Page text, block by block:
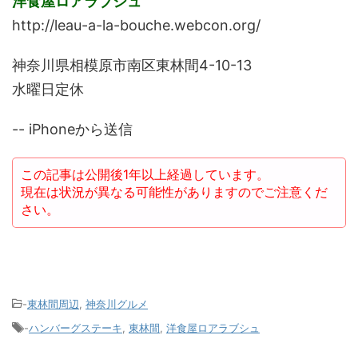
http://leau-a-la-bouche.webcon.org/
神奈川県相模原市南区東林間4-10-13
水曜日定休
-- iPhoneから送信
この記事は公開後1年以上経過しています。
現在は状況が異なる可能性がありますのでご注意くだ
さい。
-東林間周辺 神奈川グルメ
-ハンバーグステーキ 東林間 洋食屋ロアラブシュ